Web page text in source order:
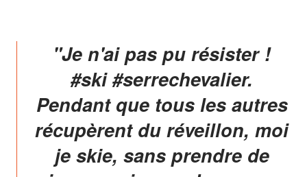
"Je n'ai pas pu résister !
#ski #serrechevalier.
Pendant que tous les autres
récupèrent du réveillon, moi
je skie, sans prendre de